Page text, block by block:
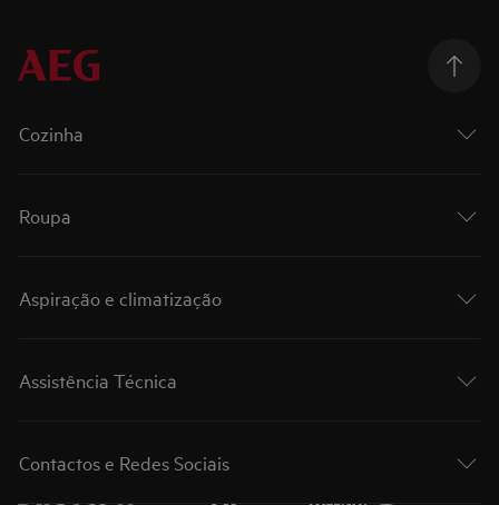
Cozinha
Roupa
Aspiração e climatização
Assistência Técnica
Contactos e Redes Sociais